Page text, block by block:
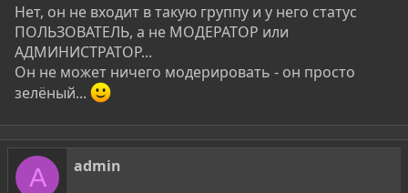
Нет, он не входит в такую группу и у него статус
ПОЛЬЗОВАТЕЛЬ, а не МОДЕРАТОР или
АДМИНИСТРАТОР...
Он не может ничего модерировать - он просто
зелёный...
A admin